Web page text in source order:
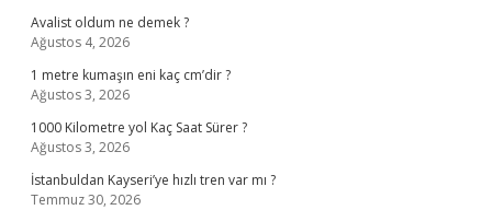
Avalist oldum ne demek ?
Ağustos 4, 2026
1 metre kumaşın eni kaç cm’dir ?
Ağustos 3, 2026
1000 Kilometre yol Kaç Saat Sürer ?
Ağustos 3, 2026
İstanbuldan Kayseri’ye hızlı tren var mı ?
Temmuz 30, 2026